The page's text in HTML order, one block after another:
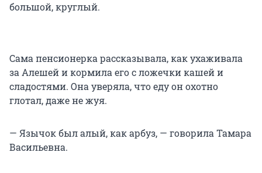
большой, круглый.
Сама пенсионерка рассказывала, как ухаживала
за Алешей и кормила его с ложечки кашей и
сладостями. Она уверяла, что еду он охотно
глотал, даже не жуя.
— Язычок был алый, как арбуз, — говорила Тамара
Васильевна.